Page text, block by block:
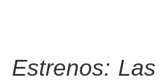
Estrenos: